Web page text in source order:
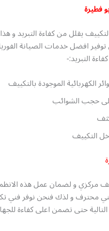
فطيرة
يقلل من كفاءة التبريد و هذا
افضل خدمات الصيانة
التبريد:-
الموجودة بالتكييف
حجب الشوائب
التكييف
مركزي و لضمان عمل هذه
محترف و لذك فنحن نوفر فني
حتى تضمن اعلى كفاءة